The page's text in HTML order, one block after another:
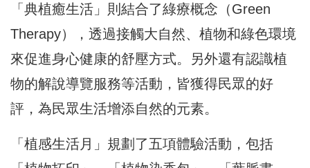
「典植癒生活」則結合了綠療概念（Green
Therapy），透過接觸大自然、植物和綠色環境
來促進身心健康的舒壓方式。另外還有認識植
物的解說導覽服務等活動，皆獲得民眾的好
評，為民眾生活增添自然的元素。
「植感生活月」規劃了五項體驗活動，包括